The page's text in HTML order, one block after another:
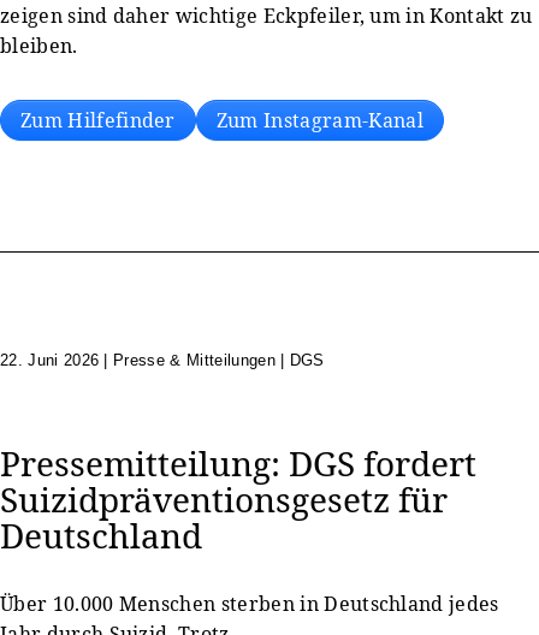
zeigen sind daher wichtige Eckpfeiler, um in Kontakt zu
bleiben.
Zum Hilfefinder Zum Instagram-Kanal
22. Juni 2026 Presse & Mitteilungen | DGS
Pressemitteilung: DGS fordert
Suizidpräventionsgesetz für
Deutschland
Über 10.000 Menschen sterben in Deutschland jedes